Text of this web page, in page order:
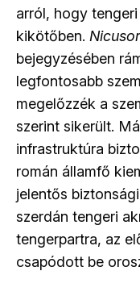
arról, hogy
kikötőben.
bejegyzésében
legfontosabb
megelőzzék a
szerint sikerült.
infrastruktúra
román államfő
jelentős
szerdán tengeri
tengerpartra, az
csapódott be